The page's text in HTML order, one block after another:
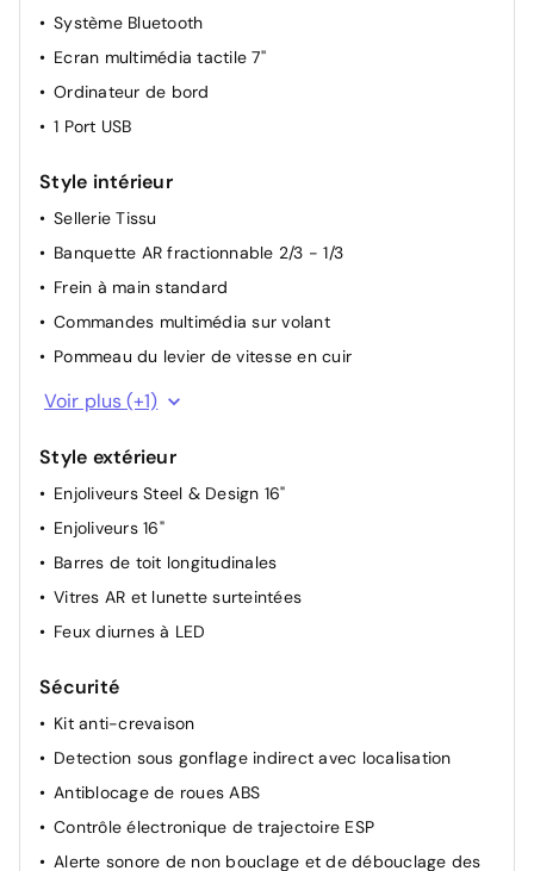
Lève vitres AV électriques et séquentiels
Rétroviseurs extérieurs réglables électriquement
Système Bluetooth
Ecran multimédia tactile 7''
Ordinateur de bord
1 Port USB
Style intérieur
Sellerie Tissu
Banquette AR fractionnable 2/3 - 1/3
Frein à main standard
Commandes multimédia sur volant
Pommeau du levier de vitesse en cuir
Volant croûte de cuir
Voir plus (+1)
Style extérieur
Enjoliveurs Steel & Design 16"
Enjoliveurs 16"
Barres de toit longitudinales
Vitres AR et lunette surteintées
Feux diurnes à LED
Sécurité
Kit anti-crevaison
Detection sous gonflage indirect avec localisation
Antiblocage de roues ABS
Contrôle électronique de trajectoire ESP
Alerte sonore de non bouclage et de débouclage des